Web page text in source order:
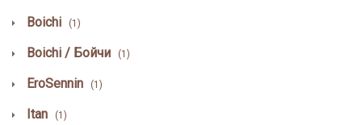
Boichi (1)
Boichi / Бойчи (1)
EroSennin (1)
Itan (1)